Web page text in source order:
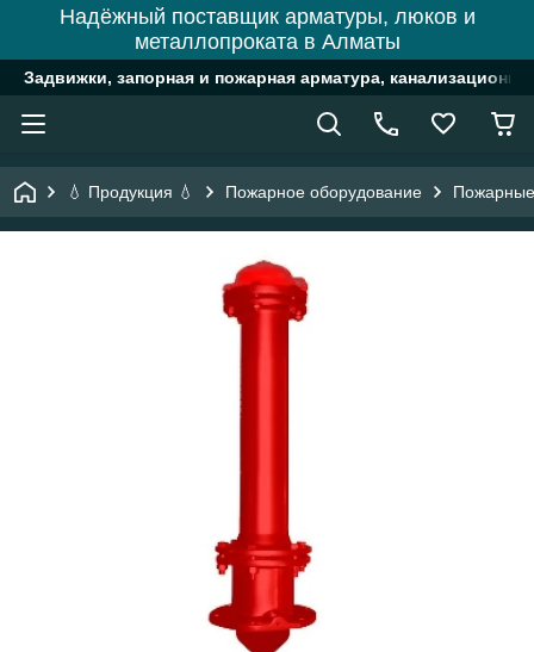
Надёжный поставщик арматуры, люков и
металлопроката в Алматы
Задвижки, запорная и пожарная арматура,
💧 Продукция 💧 Пожарное оборудование